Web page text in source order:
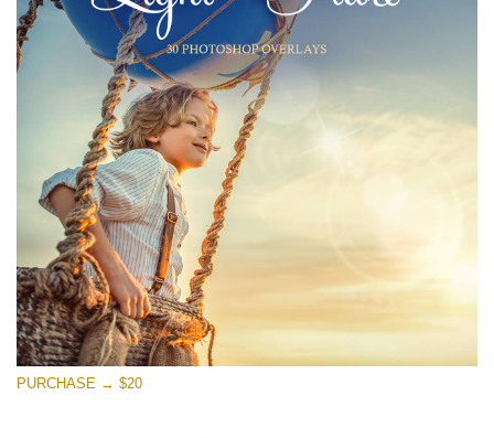
Entire Collection
(1783 Overlays)
Large 6000*4000px
Ücretsiz indirin
PURCHASE → $20